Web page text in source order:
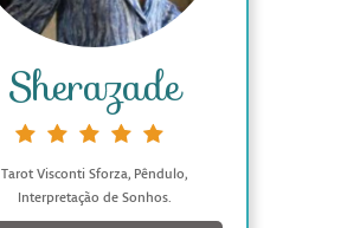
Sherazade
Tarot Visconti Sforza, Pêndulo,
Interpretação de Sonhos.